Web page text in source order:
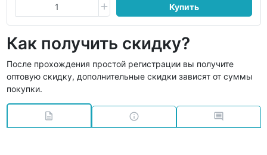
Купить
Как получить скидку?
После прохождения простой регистрации вы получите
оптовую скидку, дополнительные скидки зависят от суммы
покупки.